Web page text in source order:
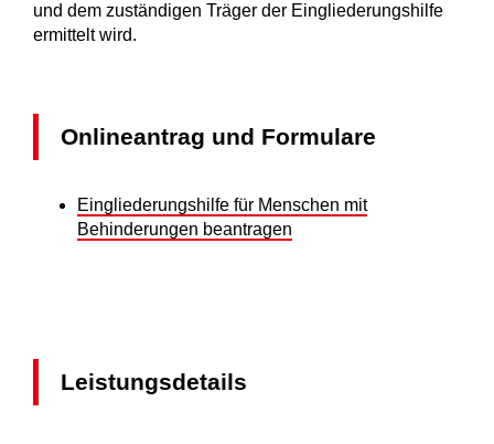
und dem zuständigen Träger der Eingliederungshilfe
ermittelt wird.
Onlineantrag und Formulare
Eingliederungshilfe für Menschen mit
Behinderungen beantragen
Leistungsdetails